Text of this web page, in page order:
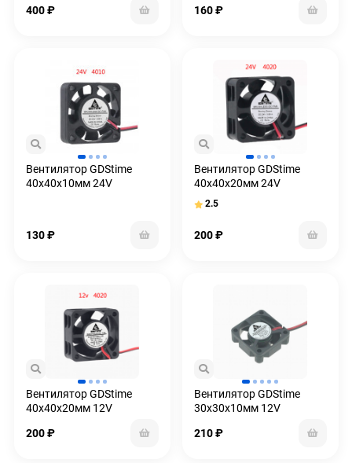
400₽ 160₽
Вентилятор GDStime
40x40x10мм 24V
130₽
Вентилятор GDStime
40x40x20мм 24V
2.5
200₽
Вентилятор GDStime
40x40x20мм 12V
200₽
Вентилятор GDStime
30x30x10мм 12V
210₽